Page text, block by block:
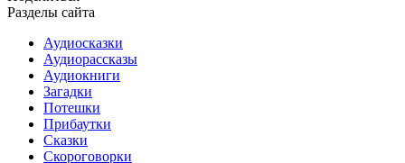
Разделы сайта
Аудиосказки
Аудиорассказы
Аудиокниги
Загадки
Потешки
Прибаутки
Сказки
Скороговорки